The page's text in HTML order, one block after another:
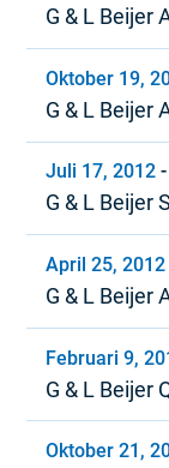
G & L Beijer
Oktober 19,
G & L Beijer
Juli 17, 2012 -
G & L Beijer
April 25, 2012
G & L Beijer
Februari 9,
G & L Beijer
Oktober 21,